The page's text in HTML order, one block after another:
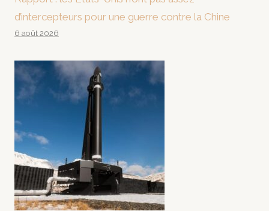
d’intercepteurs pour une guerre contre la Chine
6 août 2026